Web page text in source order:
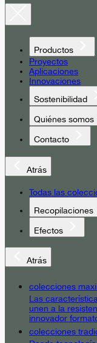
Productos
Proyectos
Aplicaciones
Innovaciones
Sostenibilidad
Quiénes somos
Contacto
Atrás
Todas las
Recopilaciones
Efectos
Atrás
colecciones
Las
unen a la
innovador
colecciones